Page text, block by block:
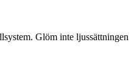
Glöm inte ljussättningen